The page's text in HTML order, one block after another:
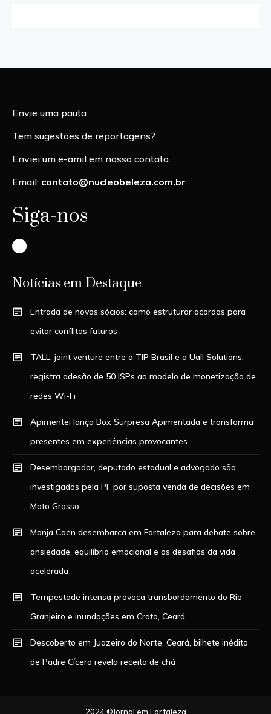
Envie uma pauta
Tem sugestões de reportagens?
Enviei um e-amil em nosso contato.
Email: contato@nucleobeleza.com.br
Siga-nos
Instagram
Notícias em Destaque
Entrada de novos sócios: como estruturar acordos para
evitar conflitos futuros
TALL, joint venture entre a TIP Brasil e a Uall Solutions,
registra adesão de 50 ISPs ao modelo de monetização de
redes Wi-Fi
Apimentei lança Box Surpresa Apimentada e transforma
presentes em experiências provocantes
Desembargador, deputado estadual e advogado são
investigados pela PF por suposta venda de decisões em
Mato Grosso
Monja Coen desembarca em Fortaleza para debate sobre
ansiedade, equilíbrio emocional e os desafios da vida
acelerada
Tempestade intensa provoca transbordamento do Rio
Granjeiro e inundações em Crato, Ceará
Descoberto em Juazeiro do Norte, Ceará, bilhete inédito
de Padre Cícero revela receita de chá
2024 ©Jornal em Fortaleza